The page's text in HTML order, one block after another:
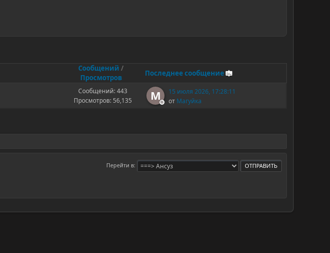
Сообщений /
Просмотров
Последнее сообщение
М
Сообщений: 443
Просмотров: 56,135
15 июля 2026, 17:28:11
от Магуйка
Перейти в